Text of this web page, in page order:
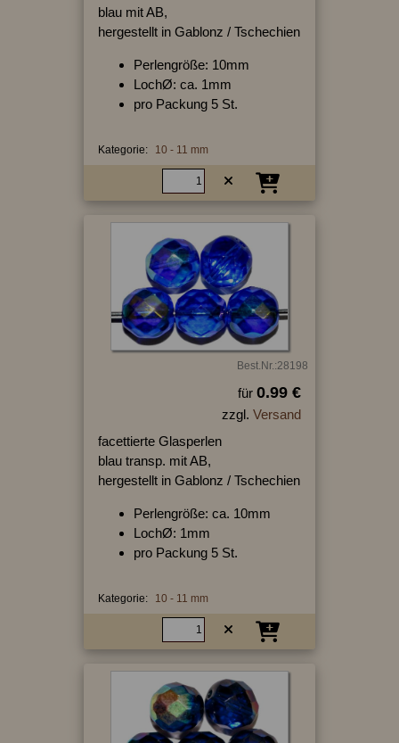
blau mit AB,
hergestellt in Gablonz / Tschechien
Perlengröße: 10mm
LochØ: ca. 1mm
pro Packung 5 St.
Kategorie: 10 - 11 mm
Best.Nr.:28198
für 0.99 €
zzgl. Versand
facettierte Glasperlen
blau transp. mit AB,
hergestellt in Gablonz / Tschechien
Perlengröße: ca. 10mm
LochØ: 1mm
pro Packung 5 St.
Kategorie: 10 - 11 mm